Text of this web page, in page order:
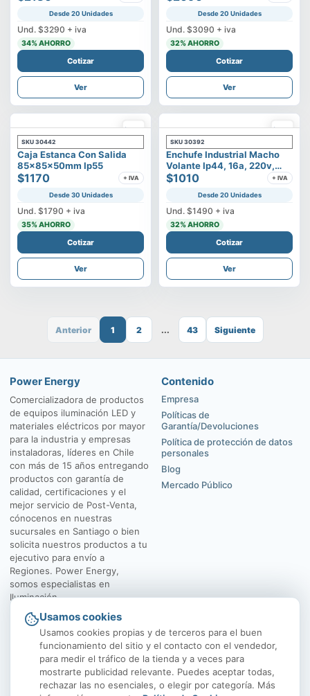
Desde 20 Unidades
Und. $3290 + iva
34% AHORRO
Cotizar
Ver
Desde 20 Unidades
Und. $3090 + iva
32% AHORRO
Cotizar
Ver
SKU 30442
Caja Estanca Con Salida
85x85x50mm Ip55
$1170 + IVA
Desde 30 Unidades
Und. $1790 + iva
35% AHORRO
Cotizar
Ver
SKU 30392
Enchufe Industrial Macho
Volante Ip44, 16a, 220v,
2p+t
$1010 + IVA
Desde 20 Unidades
Und. $1490 + iva
32% AHORRO
Cotizar
Ver
Anterior 1 2 ... 43 Siguiente
Power Energy
Comercializadora de productos
de equipos iluminación LED y
materiales eléctricos por mayor
para la industria y empresas
instaladoras, líderes en Chile
con más de 15 años entregando
productos con garantía de
calidad, certificaciones y el
mejor servicio de Post-Venta,
cónocenos en nuestras
sucursales en Santiago o bien
solicita nuestros productos a tu
ejecutivo para envío a
Regiones. Power Energy,
somos especialistas en
Iluminación.
Contenido
Empresa
Políticas de
Garantía/Devoluciones
Política de protección de datos
personales
Blog
Mercado Público
El Rosal 4547, Huechuraba
Usamos cookies
Usamos cookies propias y de terceros para el buen
funcionamiento del sitio y el contacto con el vendedor,
para medir el tráfico de la tienda y a veces para
mostrarte publicidad relevante. Puedes aceptar todas,
rechazar las no esenciales, o elegir por categoría. Más